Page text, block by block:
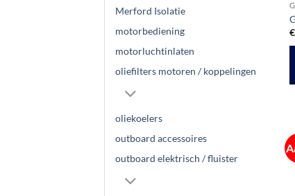
Merford Isolatie
motorbediening
motorluchtinlaten
oliefilters motoren / koppelingen
oliekoelers
outboard accessoires
outboard elektrisch / fluister
€